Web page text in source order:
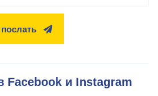
послать
Facebook и Instagram